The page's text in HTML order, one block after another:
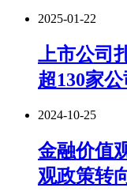
2025-01-22
上市公司
超130家
2024-10-25
金融价值
观政策转